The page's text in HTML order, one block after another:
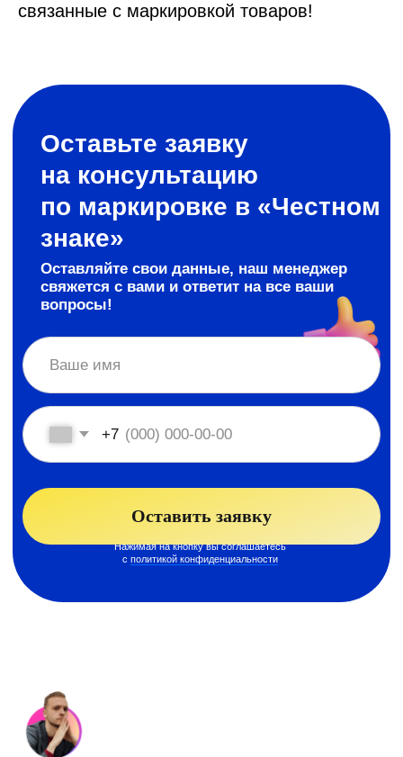
связанные с маркировкой товаров!